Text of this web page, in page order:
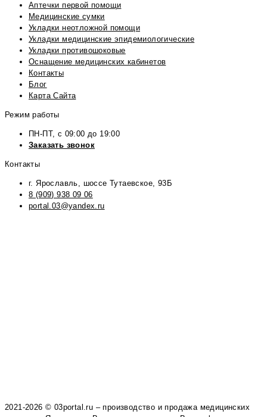
Аптечки первой помощи
Медицинские сумки
Укладки неотложной помощи
Укладки медицинские эпидемиологические
Укладки противошоковые
Оснащение медицинских кабинетов
Контакты
Блог
Карта Сайта
Режим работы
ПН-ПТ, с 09:00 до 19:00
Заказать звонок
Контакты
г. Ярославль, шоссе Тутаевское, 93Б
8 (909) 938 09 06
portal.03@yandex.ru
2021-2026 © 03portal.ru – производство и продажа медицинских